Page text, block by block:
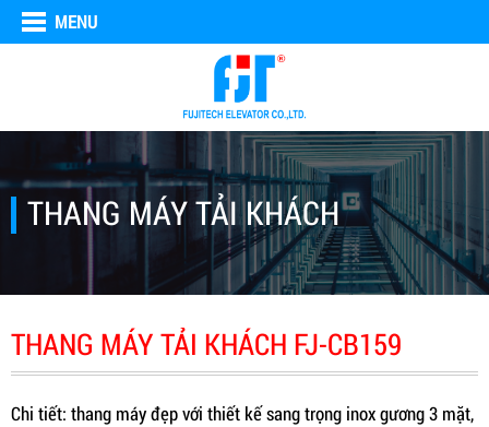
MENU
THANG MÁY TẢI KHÁCH
THANG MÁY TẢI KHÁCH FJ-CB159
Chi tiết: thang máy đẹp với thiết kế sang trọng inox gương 3 mặt,